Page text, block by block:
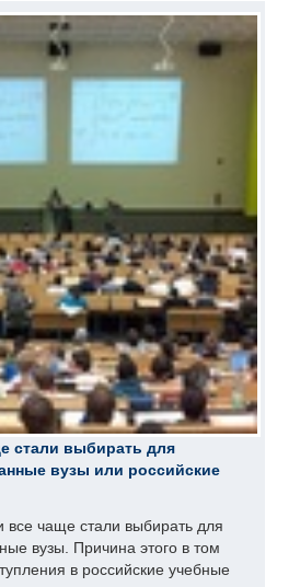
стали выбирать для
вузы или российские
все чаще стали выбирать для
вузы. Причина этого в том
в российские учебные